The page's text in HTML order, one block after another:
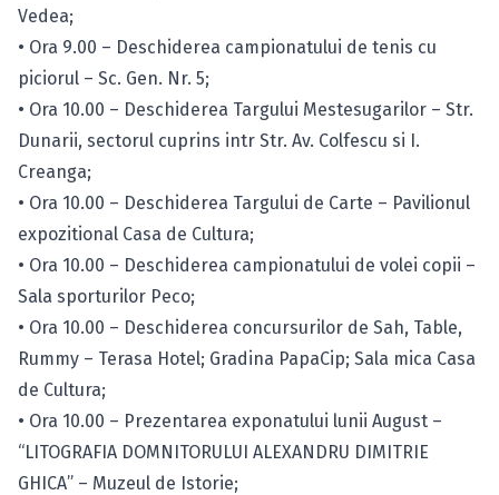
Vedea;
• Ora 9.00 – Deschiderea campionatului de tenis cu
piciorul – Sc. Gen. Nr. 5;
• Ora 10.00 – Deschiderea Targului Mestesugarilor – Str.
Dunarii, sectorul cuprins intr Str. Av. Colfescu si I.
Creanga;
• Ora 10.00 – Deschiderea Targului de Carte – Pavilionul
expozitional Casa de Cultura;
• Ora 10.00 – Deschiderea campionatului de volei copii –
Sala sporturilor Peco;
• Ora 10.00 – Deschiderea concursurilor de Sah, Table,
Rummy – Terasa Hotel; Gradina PapaCip; Sala mica Casa
de Cultura;
• Ora 10.00 – Prezentarea exponatului lunii August –
“LITOGRAFIA DOMNITORULUI ALEXANDRU DIMITRIE
GHICA” – Muzeul de Istorie;